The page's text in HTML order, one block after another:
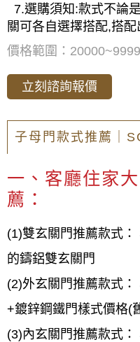
7.選購須知:款式不論
關可各自選擇搭配,搭
價格範圍：
立刻諮詢報價
子母門款式推薦｜
一、客廳住家
薦：
(1)雙玄關門推薦款式
的鑄鋁雙玄關門
(2)外玄關門推薦款式
+鍍鋅鋼鐵門樣式價格(
(3)內玄關門推薦款式